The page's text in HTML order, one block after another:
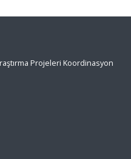
Projeleri Koordinasyon